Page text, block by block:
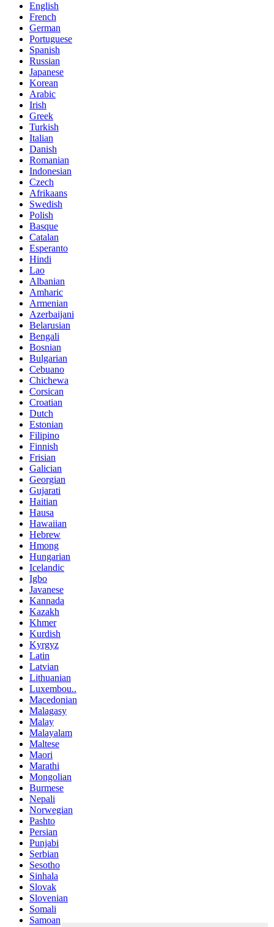
English
French
German
Portuguese
Spanish
Russian
Japanese
Korean
Arabic
Irish
Greek
Turkish
Italian
Danish
Romanian
Indonesian
Czech
Afrikaans
Swedish
Polish
Basque
Catalan
Esperanto
Hindi
Lao
Albanian
Amharic
Armenian
Azerbaijani
Belarusian
Bengali
Bosnian
Bulgarian
Cebuano
Chichewa
Corsican
Croatian
Dutch
Estonian
Filipino
Finnish
Frisian
Galician
Georgian
Gujarati
Haitian
Hausa
Hawaiian
Hebrew
Hmong
Hungarian
Icelandic
Igbo
Javanese
Kannada
Kazakh
Khmer
Kurdish
Kyrgyz
Latin
Latvian
Lithuanian
Luxembou..
Macedonian
Malagasy
Malay
Malayalam
Maltese
Maori
Marathi
Mongolian
Burmese
Nepali
Norwegian
Pashto
Persian
Punjabi
Serbian
Sesotho
Sinhala
Slovak
Slovenian
Somali
Samoan